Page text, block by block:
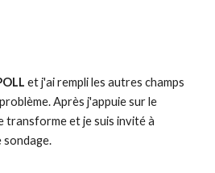
et j'ai rempli les autres champs
Après j'appuie sur le
transforme et je suis invité à
sondage.